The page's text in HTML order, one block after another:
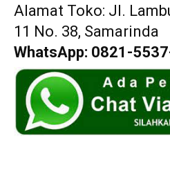
Alamat Toko: Jl.
11 No. 38, Samarinda
WhatsApp: 0821-